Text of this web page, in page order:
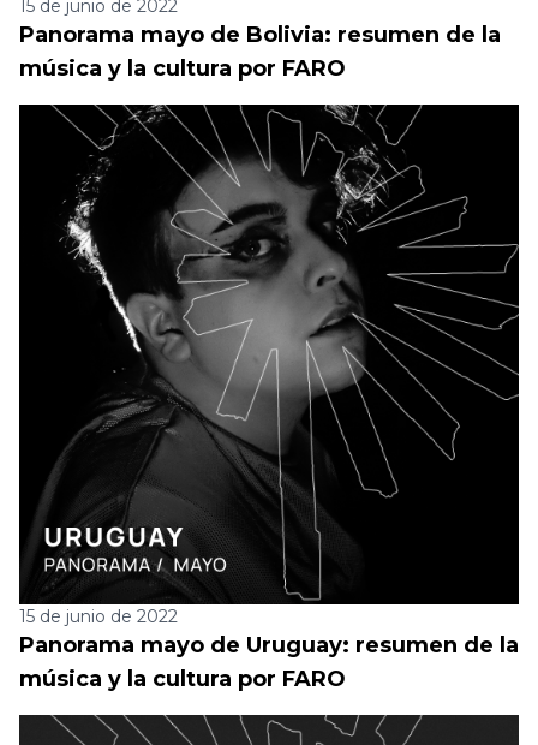
15 de junio de 2022
Panorama mayo de Bolivia: resumen de la
música y la cultura por FARO
15 de junio de 2022
Panorama mayo de Uruguay: resumen de la
música y la cultura por FARO